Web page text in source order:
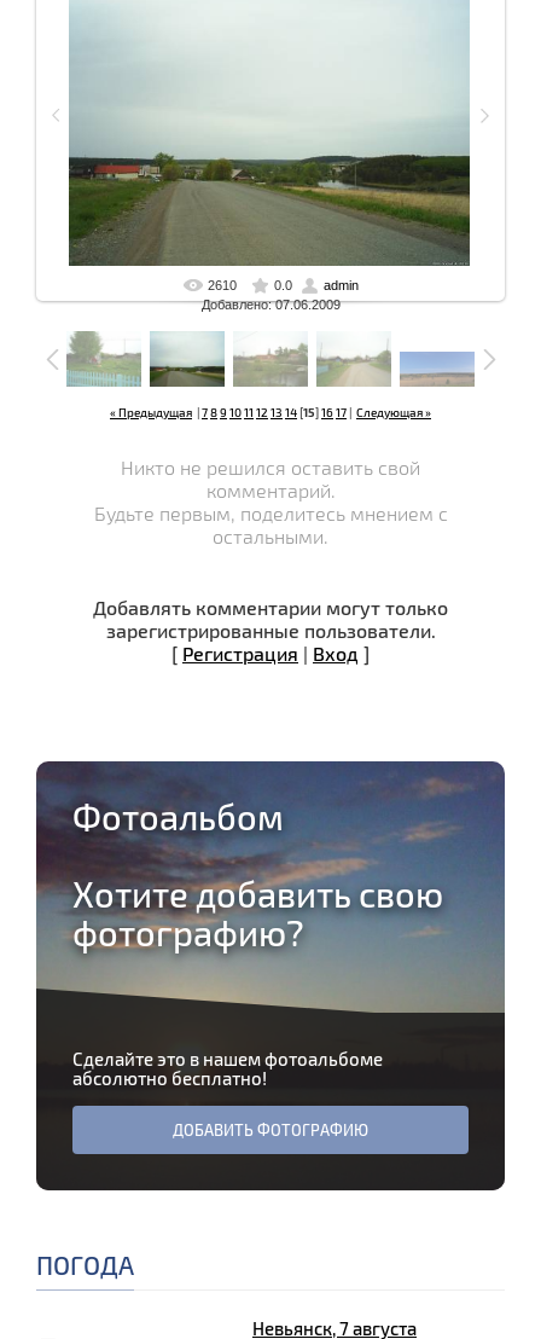
В реальном размере 1600x1200 px/ 372.8 Kb
2610 0.0
admin
Добавлено: 07.06.2009
« Предыдущая |789 1011 12 13 14 [15]1617 | Следующая »
Никто не решился оставить свой
комментарий.
Будьте первым, поделитесь мнением с
остальными.
Добавлять комментарии могут только
зарегистрированные пользователи.
[ Регистрация | Вход ]
Фотоальбом
Хотите добавить свою
фотографию?
Сделайте это в нашем фотоальбоме
абсолютно бесплатно!
ДОБАВИТЬ ФОТОГРАФИЮ
ПОГОДА
Невьянск, 7 августа